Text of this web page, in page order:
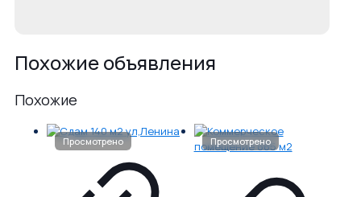
Похожие объявления
Похожие